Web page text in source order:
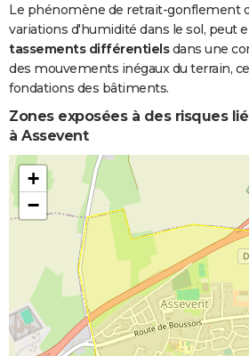
Le phénomène de retrait-gonflement
variations d'humidité dans le sol, peut
tassements différentielsdans une
des mouvements inégaux du terrain,
fondations des bâtiments.
Zones exposées à des risques
à Assevent
+
−